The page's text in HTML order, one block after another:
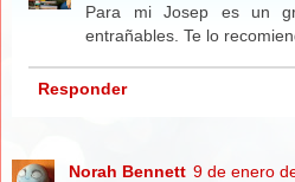
Para mi Josep es un
entrañables. Te lo
Responder
Norah Bennett 9 de enero